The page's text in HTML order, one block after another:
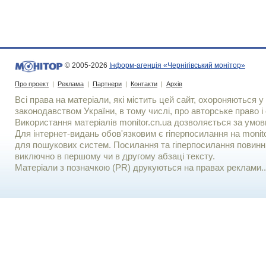
© 2005-2026 Інформ-агенція «Чернігівський монітор»
Про проект | Реклама | Партнери | Контакти | Архів
Всі права на матеріали, які містить цей сайт, охороняються у
законодавством України, в тому числі, про авторське право і
Використання матерiалiв monitor.cn.ua дозволяється за
Для iнтернет-видань обов'язковим є гiперпосилання на
для пошукових систем. Посилання та гіперпосилання
виключно в першому чи в другому абзаці тексту.
Матеріали з позначкою (PR) друкуються на правах реклами..